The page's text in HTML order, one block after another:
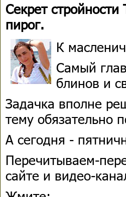
Секрет
пирог.
К
Самый
блинов и
Задачка вполне
тему обязательно
А сегодня -
Перечитываем-
сайте и видео-